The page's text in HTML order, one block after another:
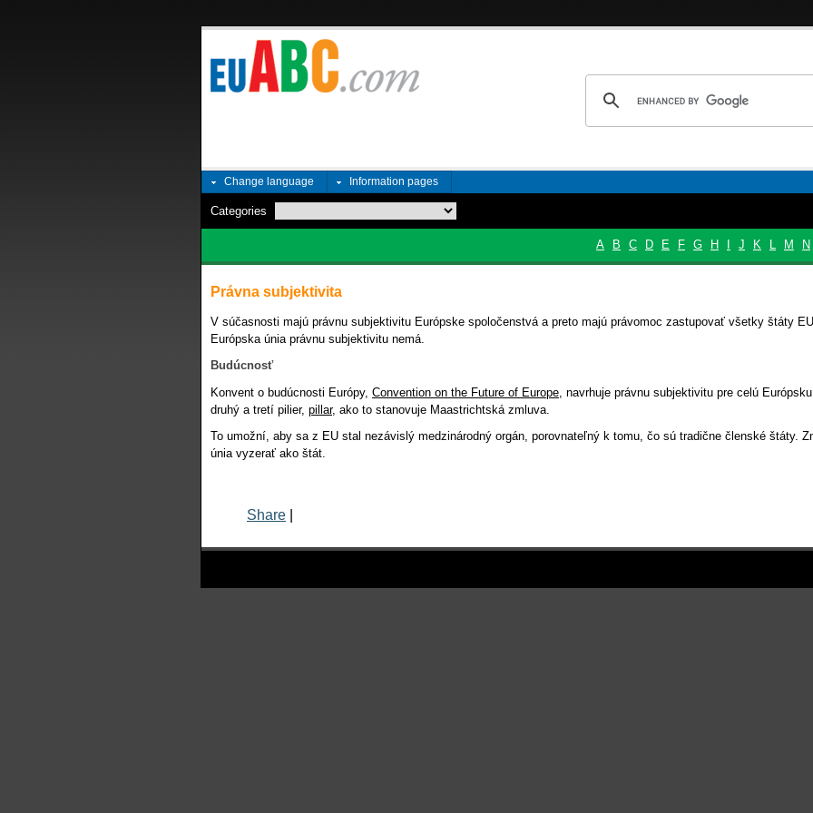
Change language Information pages
Categories
A B C D E F G H J K L M N
Právna subjektivita
V súčasnosti majú právnu subjektivitu Európske spoločenstvá a preto majú právomoc zastupovať všetky štáty
Európska únia právnu subjektivitu nemá.
Budúcnosť
Konvent o budúcnosti Európy, Convention on the Future of Europe , navrhuje právnu subjektivitu pre celú
druhý a tretí pilier, pillar, ako to stanovuje Maastrichtská zmluva.
To umožní, aby sa z EU stal nezávislý medzinárodný orgán, porovnateľný k tomu, čo sú tradične členské štáty.
únia vyzerať ako štát.
Share